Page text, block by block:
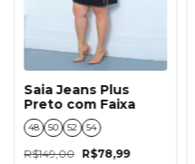
Saia Jeans Plus
Preto com Faixa
48 50 52 54
R$149,00
R$78,99